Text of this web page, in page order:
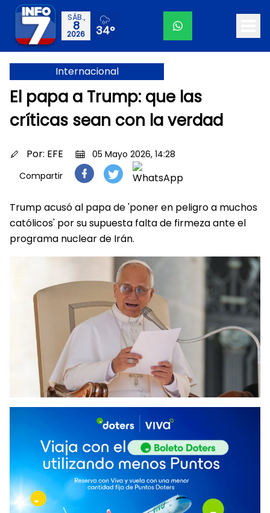
SÁB.,
8
2026 34°
Internacional
El papa a Trump: que las
críticas sean con la verdad
Por: EFE
05 Mayo 2026, 14:28
Compartir
Trump acusó al papa de 'poner en peligro a muchos
católicos' por su supuesta falta de firmeza ante el
programa nuclear de Irán.